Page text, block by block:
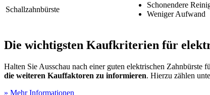
Schallzahnbürste
Schonendere
Weniger Aufwand
Die wichtigsten Kaufkriterien für
Halten Sie Ausschau nach einer guten elektrischen
die weiteren Kauffaktoren zu informieren. Hierzu zählen
» Mehr Informationen